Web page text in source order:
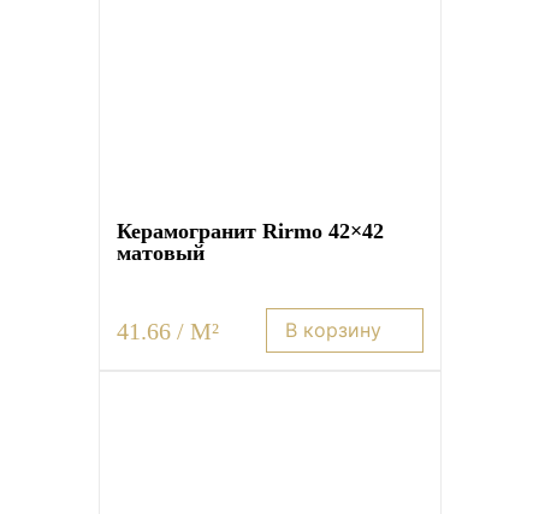
Керамогранит Rirmo 42×42
матовый
41.66 / M² В корзину